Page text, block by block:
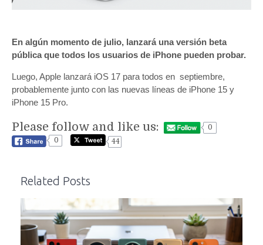
En algún momento de julio, lanzará una versión beta
pública que todos los usuarios de iPhone pueden probar.
Luego, Apple lanzará iOS 17 para todos en septiembre,
probablemente junto con las nuevas líneas de iPhone 15 y
iPhone 15 Pro.
Please follow and like us:
0
0
44
Related Posts